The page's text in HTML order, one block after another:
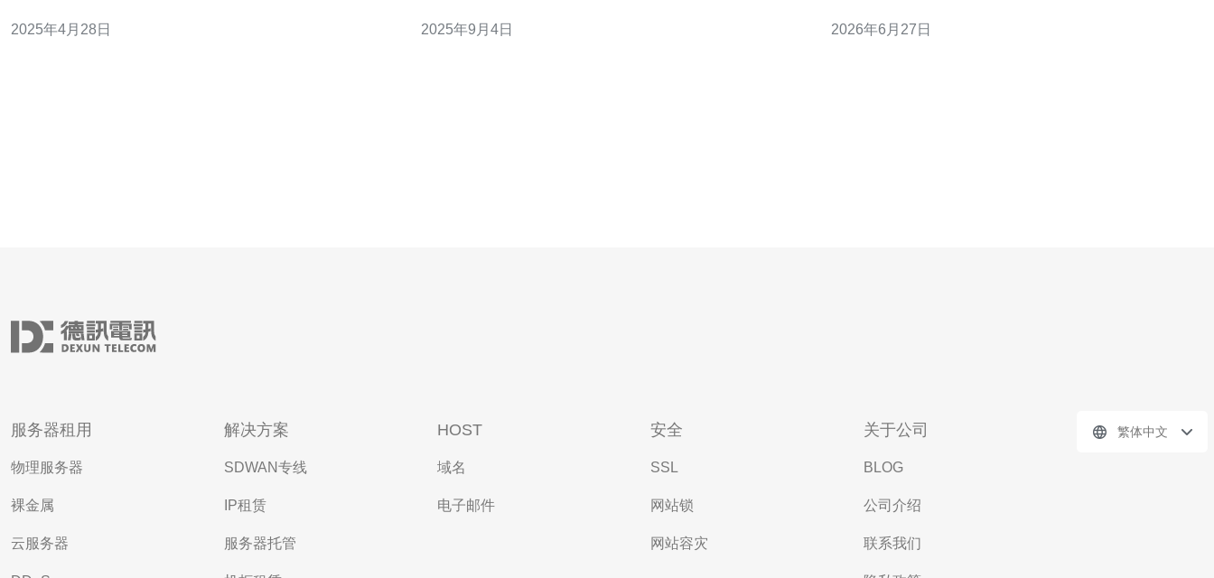
务器将是您的首选。 免费日本高清服务器具有以下优势：
2025年4月28日
呢？本文将对此进行深入探讨。 以下是本文的三个精华要
2025年9月4日
–150ms会明显影响瞄准与反应；超过150ms则严重影响竞
2026年6月27日
服务器租用
物理服务器
裸金属
云服务器
解决方案
SDWAN专线
IP租赁
服务器托管
HOST
域名
电子邮件
安全
SSL
网站锁
网站容灾
关于公司
BLOG
公司介绍
联系我们
繁体中文